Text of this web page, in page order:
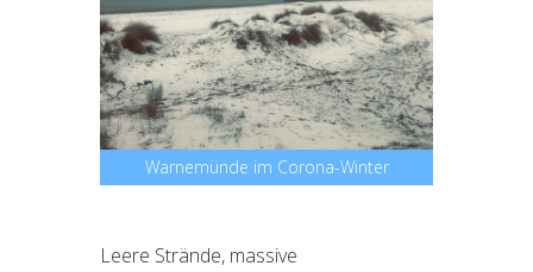
Warnemünde im Corona-Winter
Leere Strände, massive